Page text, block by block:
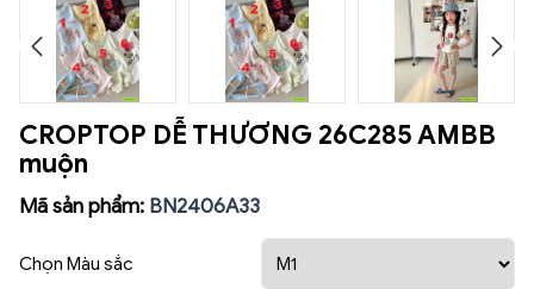
CROPTOP DỄ THƯƠNG 26C285 AMBB
muộn
Mã sản phẩm: BN2406A33
Chọn Màu sắc